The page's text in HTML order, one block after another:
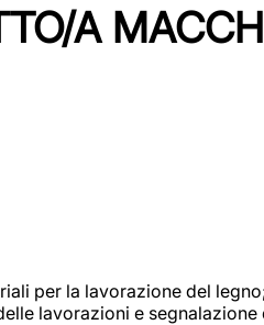
A
per la lavorazione del
lavorazioni e segnalazione